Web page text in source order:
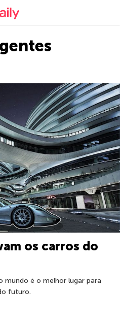
oficial da Kaspersky
os carros do
é o melhor lugar para
futuro.